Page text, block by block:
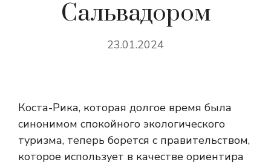
Сальвадором
23.01.2024
Коста-Рика, которая долгое время была
синонимом спокойного экологического
туризма, теперь борется с правительством,
которое использует в качестве ориентира